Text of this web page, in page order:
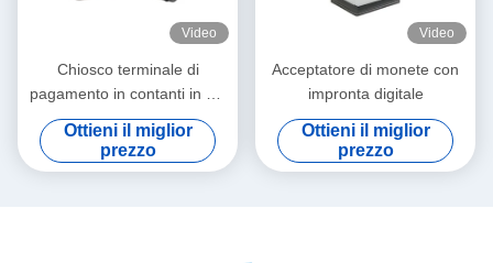
Video
Chiosco terminale di
pagamento in contanti in più
valute con display
touchscreen
Ottieni il miglior
prezzo
Video
Acceptatore di monete con
impronta digitale
Ottieni il miglior
prezzo